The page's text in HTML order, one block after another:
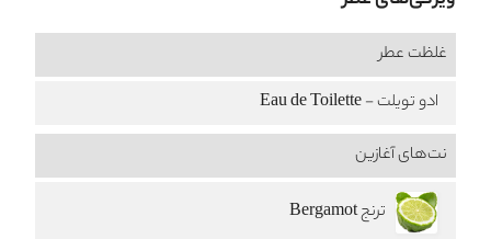
غلظت عطر
ادو تویلت - Eau de Toilette
نت‌های آغازین
ترنج Bergamot